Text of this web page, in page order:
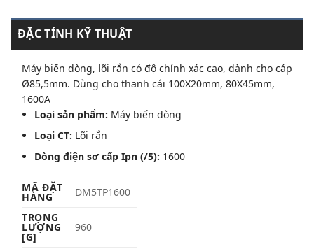
ĐẶC TÍNH KỸ THUẬT
Máy biến dòng, lõi rắn có độ chính xác cao, dành cho cáp
Ø85,5mm. Dùng cho thanh cái 100X20mm, 80X45mm,
1600A
Loại sản phẩm: Máy biến dòng
Loại CT: Lõi rắn
Dòng điện sơ cấp Ipn (/5): 1600
MÃ ĐẶT
HÀNG
DM5TP1600
TRỌNG
LƯỢNG
[G]
960